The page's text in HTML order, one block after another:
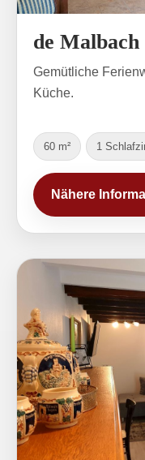
de Malbach
Gemütliche
Küche.
60 m² 1
Nähere